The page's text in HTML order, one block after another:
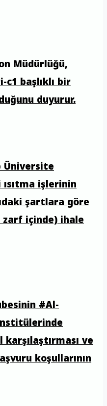
Müdürlüğü,
başlıklı bir
duyurur.
işlerinin
şartlara göre
içinde) ihale
#Al-
ve
koşullarının